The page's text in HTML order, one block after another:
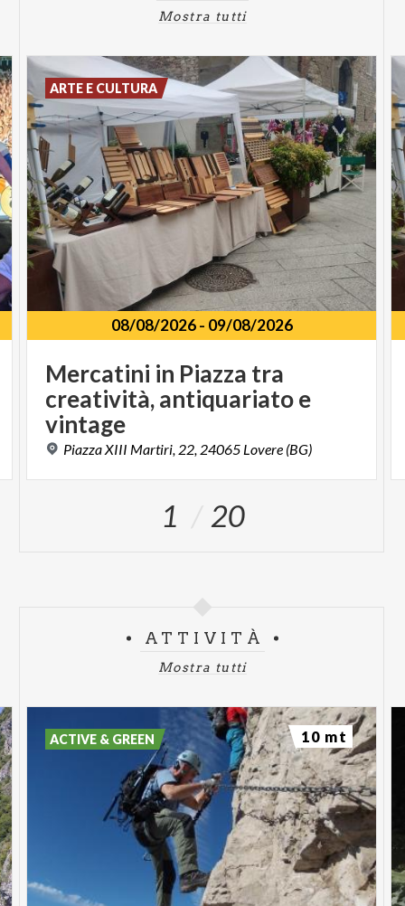
Mostra tutti
08/08/2026- 09/08/2026
Mercatini in Piazza tra
creatività, antiquariato e
vintage
Piazza XIII Martiri, 22, 24065 Lovere (BG)
ARTE E CULTURA
1 20
ATTIVITÀ
Mostra tutti
ACTIVE & GREEN 10 mt